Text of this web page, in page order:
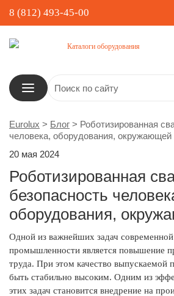
8 (812) 493-45-00
Каталоги оборудования
Eurolux > Блог > Роботизированная
человека, оборудования,
20 мая 2024
Роботизированная
безопасность
оборудования,
Одной из важнейших задач современной
промышленности является повышение
труда. При этом качество выпускаемой
быть стабильно высоким. Одним из
этих задач становится внедрение на